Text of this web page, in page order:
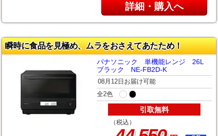
詳細・購入へ
瞬時に食品を見極め、ムラをおさえてあたため！
パナソニック 単機能レンジ 26L
ブラック NE-FB2D-K
08月12日お届け可能
全2色
引取無料
（税込）